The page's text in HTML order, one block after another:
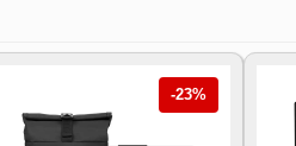
-23%